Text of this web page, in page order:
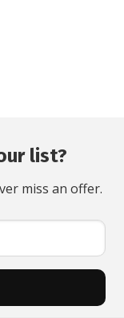
list?
miss an offer.